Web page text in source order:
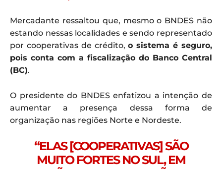
Mercadante ressaltou que, mesmo o BNDES não
estando nessas localidades e sendo representado
por cooperativas de crédito,o sistema é seguro,
pois conta com a fiscalização do Banco Central
(BC).
O presidente do BNDES enfatizou a intenção de
aumentar a presença dessa forma de
organização nas regiões Norte e Nordeste.
“ELAS [COOPERATIVAS] SÃO
MUITO FORTES NO SUL, EM